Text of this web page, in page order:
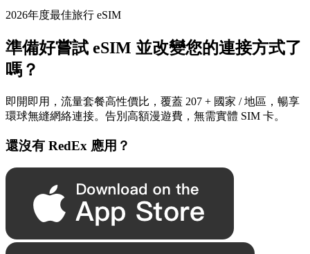
2026年度最佳旅行 eSIM
準備好嘗試 eSIM 並改變您的連接方式了
嗎？
即開即用，流量套餐高性價比，覆蓋 207 + 國家 / 地區，暢享
環球無縫網絡連接。告別高額漫遊費，無需實體 SIM 卡。
還沒有 RedEx 應用？